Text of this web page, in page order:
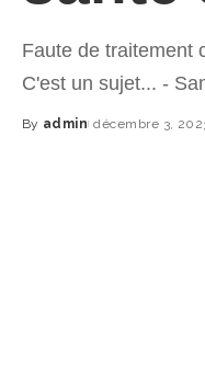
Faute de traitement
C'est un sujet... -
Posted
By admin décembre 3,